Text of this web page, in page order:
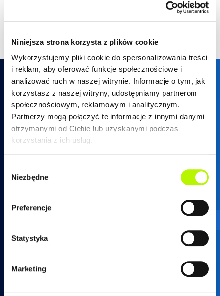
Niniejsza strona korzysta z plików cookie
Wykorzystujemy pliki cookie do spersonalizowania treści
i reklam, aby oferować funkcje społecznościowe i
analizować ruch w naszej witrynie. Informacje o tym, jak
korzystasz z naszej witryny, udostępniamy partnerom
społecznościowym, reklamowym i analitycznym.
Partnerzy mogą połączyć te informacje z innymi danymi
otrzymanymi od Ciebie lub uzyskanymi podczas
korzystania z ich usług.
zgody
Niezbędne
Preferencje
Statystyka
Marketing
17 250 26 37
tel.17 789 19 87